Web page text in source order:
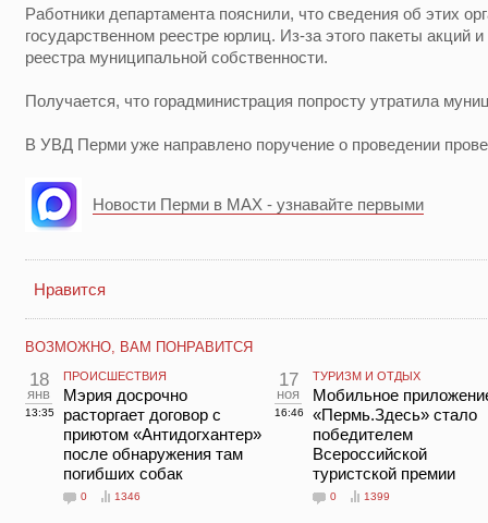
Работники департамента пояснили, что сведения об этих
государственном реестре юрлиц. Из-за этого пакеты акций
реестра муниципальной собственности.
Получается, что горадминистрация попросту утратила
В УВД Перми уже направлено поручение о проведении
Новости Перми в MAX - узнавайте первыми
Нравится
ВОЗМОЖНО, ВАМ ПОНРАВИТСЯ
18
янв
13:35
ПРОИСШЕСТВИЯ
Мэрия досрочно
расторгает договор с
приютом «Антидогхантер»
после обнаружения там
погибших собак
0 1346
17
ноя
16:46
ТУРИЗМ И ОТДЫХ
Мобильное
«Пермь.Здесь» стало
победителем
Всероссийской
туристской премии
0 1399